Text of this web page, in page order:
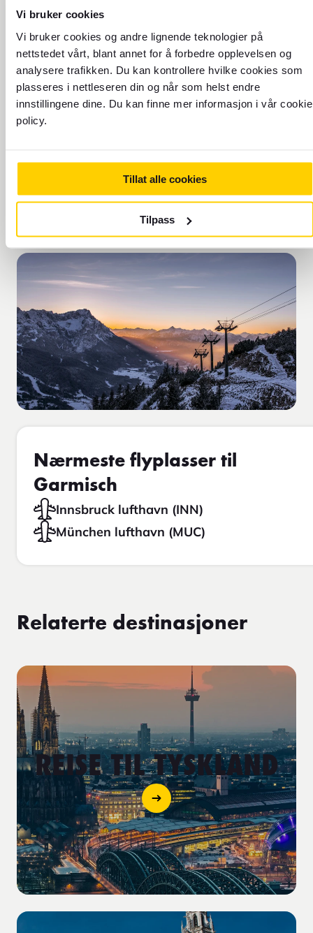
Vi bruker cookies
Vi bruker cookies og andre lignende teknologier på
nettstedet vårt, blant annet for å forbedre opplevelsen og
analysere trafikken. Du kan kontrollere hvilke cookies som
plasseres i nettleseren din og når som helst endre
innstillingene dine. Du kan finne mer informasjon i vår cookie
policy.
Tillat alle cookies
Tilpass
UTC+1
Nærmeste flyplasser til
Garmisch
Innsbruck lufthavn (INN)
München lufthavn (MUC)
Relaterte destinasjoner
REISE TIL TYSKLAND